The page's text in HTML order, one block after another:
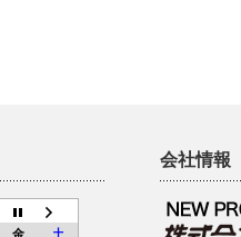
金 土
会社情報